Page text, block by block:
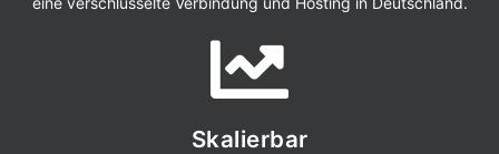
Skalierbar